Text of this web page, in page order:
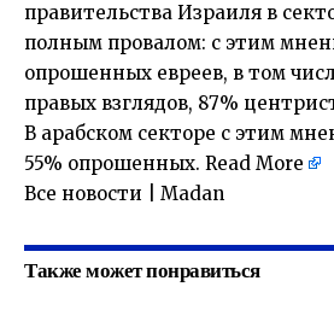
правительства Израиля в
полным провалом: с этим
опрошенных евреев, в том
правых взглядов, 87%
В арабском секторе с этим
55% опрошенных. Read More
​Все новости | Madan
Также может понравиться